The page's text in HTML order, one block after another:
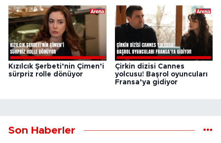
Kızılcık Şerbeti’nin Çimen’i
sürpriz rolle dönüyor
Çirkin dizisi Cannes
yolcusu! Başrol oyuncuları
Fransa’ya gidiyor
Son Haberler